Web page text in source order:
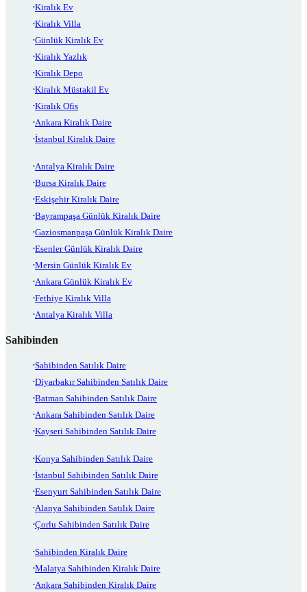
Kiralık Ev
Kiralık Villa
Günlük Kiralık Ev
Kiralık Yazlık
Kiralık Depo
Kiralık Müstakil Ev
Kiralık Ofis
Ankara Kiralık Daire
İstanbul Kiralık Daire
Antalya Kiralık Daire
Bursa Kiralık Daire
Eskişehir Kiralık Daire
Bayrampaşa Günlük Kiralık Daire
Gaziosmanpaşa Günlük Kiralık Daire
Esenler Günlük Kiralık Daire
Mersin Günlük Kiralık Ev
Ankara Günlük Kiralık Ev
Fethiye Kiralık Villa
Antalya Kiralık Villa
Sahibinden
Sahibinden Satılık Daire
Diyarbakır Sahibinden Satılık Daire
Batman Sahibinden Satılık Daire
Ankara Sahibinden Satılık Daire
Kayseri Sahibinden Satılık Daire
Konya Sahibinden Satılık Daire
İstanbul Sahibinden Satılık Daire
Esenyurt Sahibinden Satılık Daire
Alanya Sahibinden Satılık Daire
Çorlu Sahibinden Satılık Daire
Sahibinden Kiralık Daire
Malatya Sahibinden Kiralık Daire
Ankara Sahibinden Kiralık Daire